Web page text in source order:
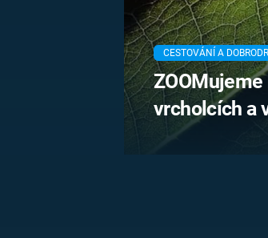
CESTOVÁNÍ A
vrcholcích a